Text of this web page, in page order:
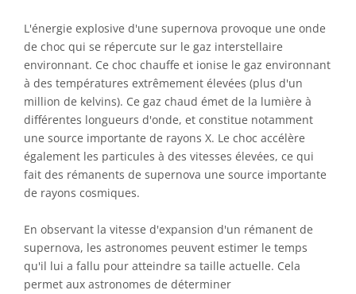
L'énergie explosive d'une supernova provoque une onde
de choc qui se répercute sur le gaz interstellaire
environnant. Ce choc chauffe et ionise le gaz environnant
à des températures extrêmement élevées (plus d'un
million de kelvins). Ce gaz chaud émet de la lumière à
différentes longueurs d'onde, et constitue notamment
une source importante de rayons X. Le choc accélère
également les particules à des vitesses élevées, ce qui
fait des rémanents de supernova une source importante
de rayons cosmiques.
En observant la vitesse d'expansion d'un rémanent de
supernova, les astronomes peuvent estimer le temps
qu'il lui a fallu pour atteindre sa taille actuelle. Cela
permet aux astronomes de déterminer